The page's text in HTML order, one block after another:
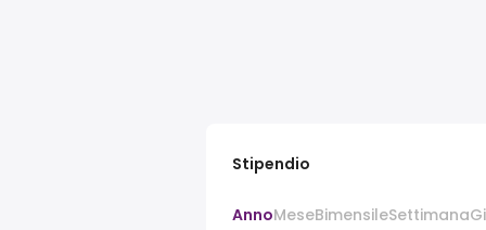
Stipendio
AnnoMeseBimensileSettimana